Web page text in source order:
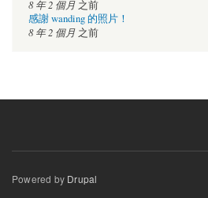
8 年 2 個月 之前
感謝 wanding 的照片！
8 年 2 個月 之前
Powered by Drupal